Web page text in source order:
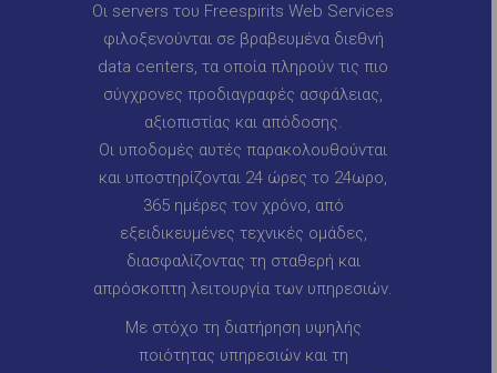
Οι servers του Freespirits Web Services
φιλοξενούνται σε βραβευμένα διεθνή
data centers, τα οποία πληρούν τις πιο
σύγχρονες προδιαγραφές ασφάλειας,
αξιοπιστίας και απόδοσης.
Οι υποδομές αυτές παρακολουθούνται
και υποστηρίζονται 24 ώρες το 24ωρο,
365 ημέρες τον χρόνο, από
εξειδικευμένες τεχνικές ομάδες,
διασφαλίζοντας τη σταθερή και
απρόσκοπτη λειτουργία των υπηρεσιών.
Με στόχο τη διατήρηση υψηλής
ποιότητας υπηρεσιών και τη